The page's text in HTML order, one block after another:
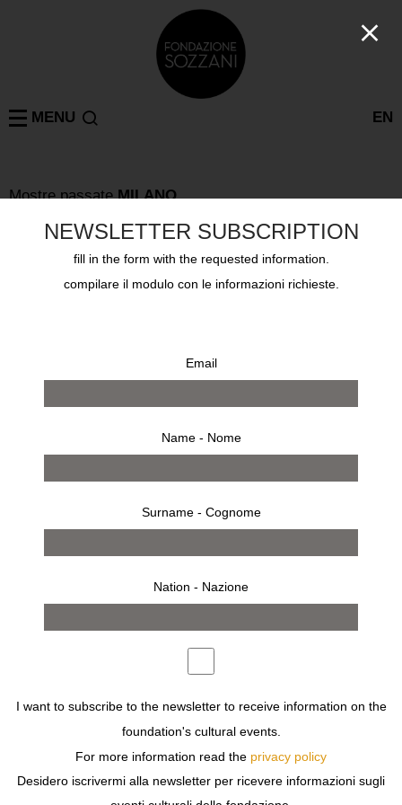
EN
MENU
Mostre passate MILANO
9 settembre 2010 - 31 ottobre 2010
9 settembre 2010 – 31 ottobre 2010
opere
bio
allestimento
inaugurazione invito press
ASCOLTAVANO? IN UN TEMPO RECENTE, E
ORAMAI LE FAVOLE NON SI RACCONTANO E NON SI
LA TELEVISIONE, DVD CON MIGLIAIA DI CARTONI
ANIMATI HANNO SOSTITUITO LE LETTURE, È L’EPOCA
NEWSLETTER SUBSCRIPTION
fill in the form with the requested information.
compilare il modulo con le informazioni richieste.
Email
Name - Nome
Surname - Cognome
Nation - Nazione
I want to subscribe to the newsletter to receive information on the
foundation's cultural events.
For more information read the privacy policy
Desidero iscrivermi alla newsletter per ricevere informazioni sugli